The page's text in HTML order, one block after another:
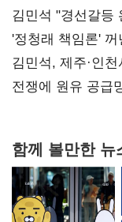
김민석 "경선갈등
사과부터"
'정청래 책임론'
때리기
김민석, 제주·인
탈환'(종합)
전쟁에 원유 공급
함께 볼만한 뉴